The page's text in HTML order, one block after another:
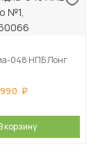
048 НПБ Лонг
корзину